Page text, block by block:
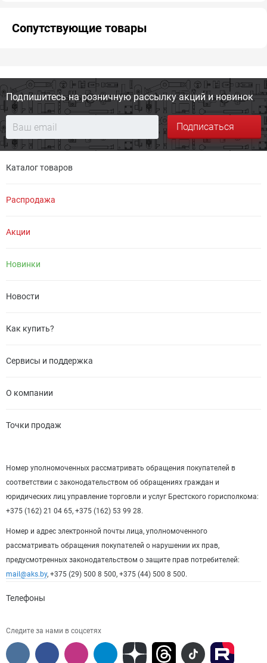
Сопутствующие товары
Подпишитесь на розничную рассылку акций и новинок
Подписаться
Каталог товаров
Распродажа
Акции
Новинки
Новости
Как купить?
Сервисы и поддержка
О компании
Точки продаж
Номер уполномоченных рассматривать обращения покупателей в
соответствии с законодательством об обращениях граждан и
юридических лиц управление торговли и услуг Брестского горисполкома:
+375 (162) 21 04 65, +375 (162) 53 99 28.
Номер и адрес электронной почты лица, уполномоченного
рассматривать обращения покупателей о нарушении их прав,
предусмотренных законодательством о защите прав потребителей:
mail@aks.by, +375 (29) 500 8 500, +375 (44) 500 8 500.
Телефоны
Следите за нами в соцсетях